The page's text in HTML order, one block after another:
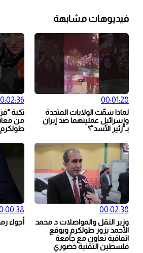
فيديوهات مشابهة
00:01:28
لماذا سمّت الولايات المتحدة
وإسرائيل عمليتهما ضد إيران
بـ”زئير الأسد”؟
تكية
من
00:02:38
وزير النقل والمواصلات د محمد
الأحمد يزور طولكرم ويوقع
اتفاقية تعاون مع جامعة
فلسطين التقنية خضوري
أجواء